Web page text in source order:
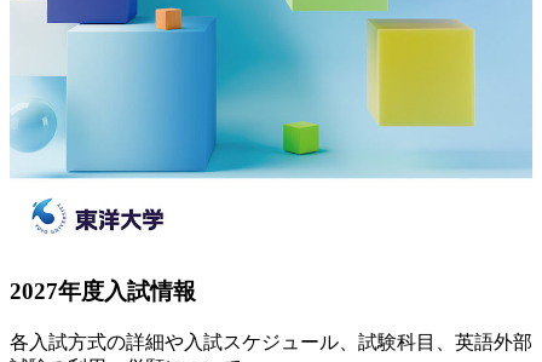
2027年度入試情報
各入試方式の詳細や入試スケジュール、試験科目、英語外部